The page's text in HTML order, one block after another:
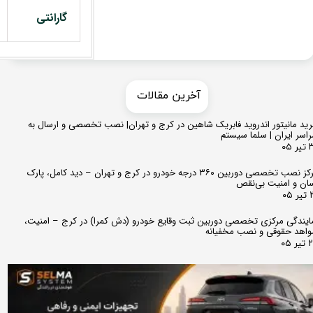
گارانتی
مانیتور اندروید فابریک شاهین در کرج و تهران| نصب تخصصی و ارسال به
ایران | سلما سیستم
مرکز نصب تخصصی دوربین ۳۶۰ درجه خودرو در کرج و تهران – دید کامل، پارک
و امنیت بی‌نقص
مرکزی تخصصی دوربین ثبت وقایع خودرو (دش کمرا) در کرج – امنیت،
حقوقی و نصب مخفیانه
​​آخرین مقالات